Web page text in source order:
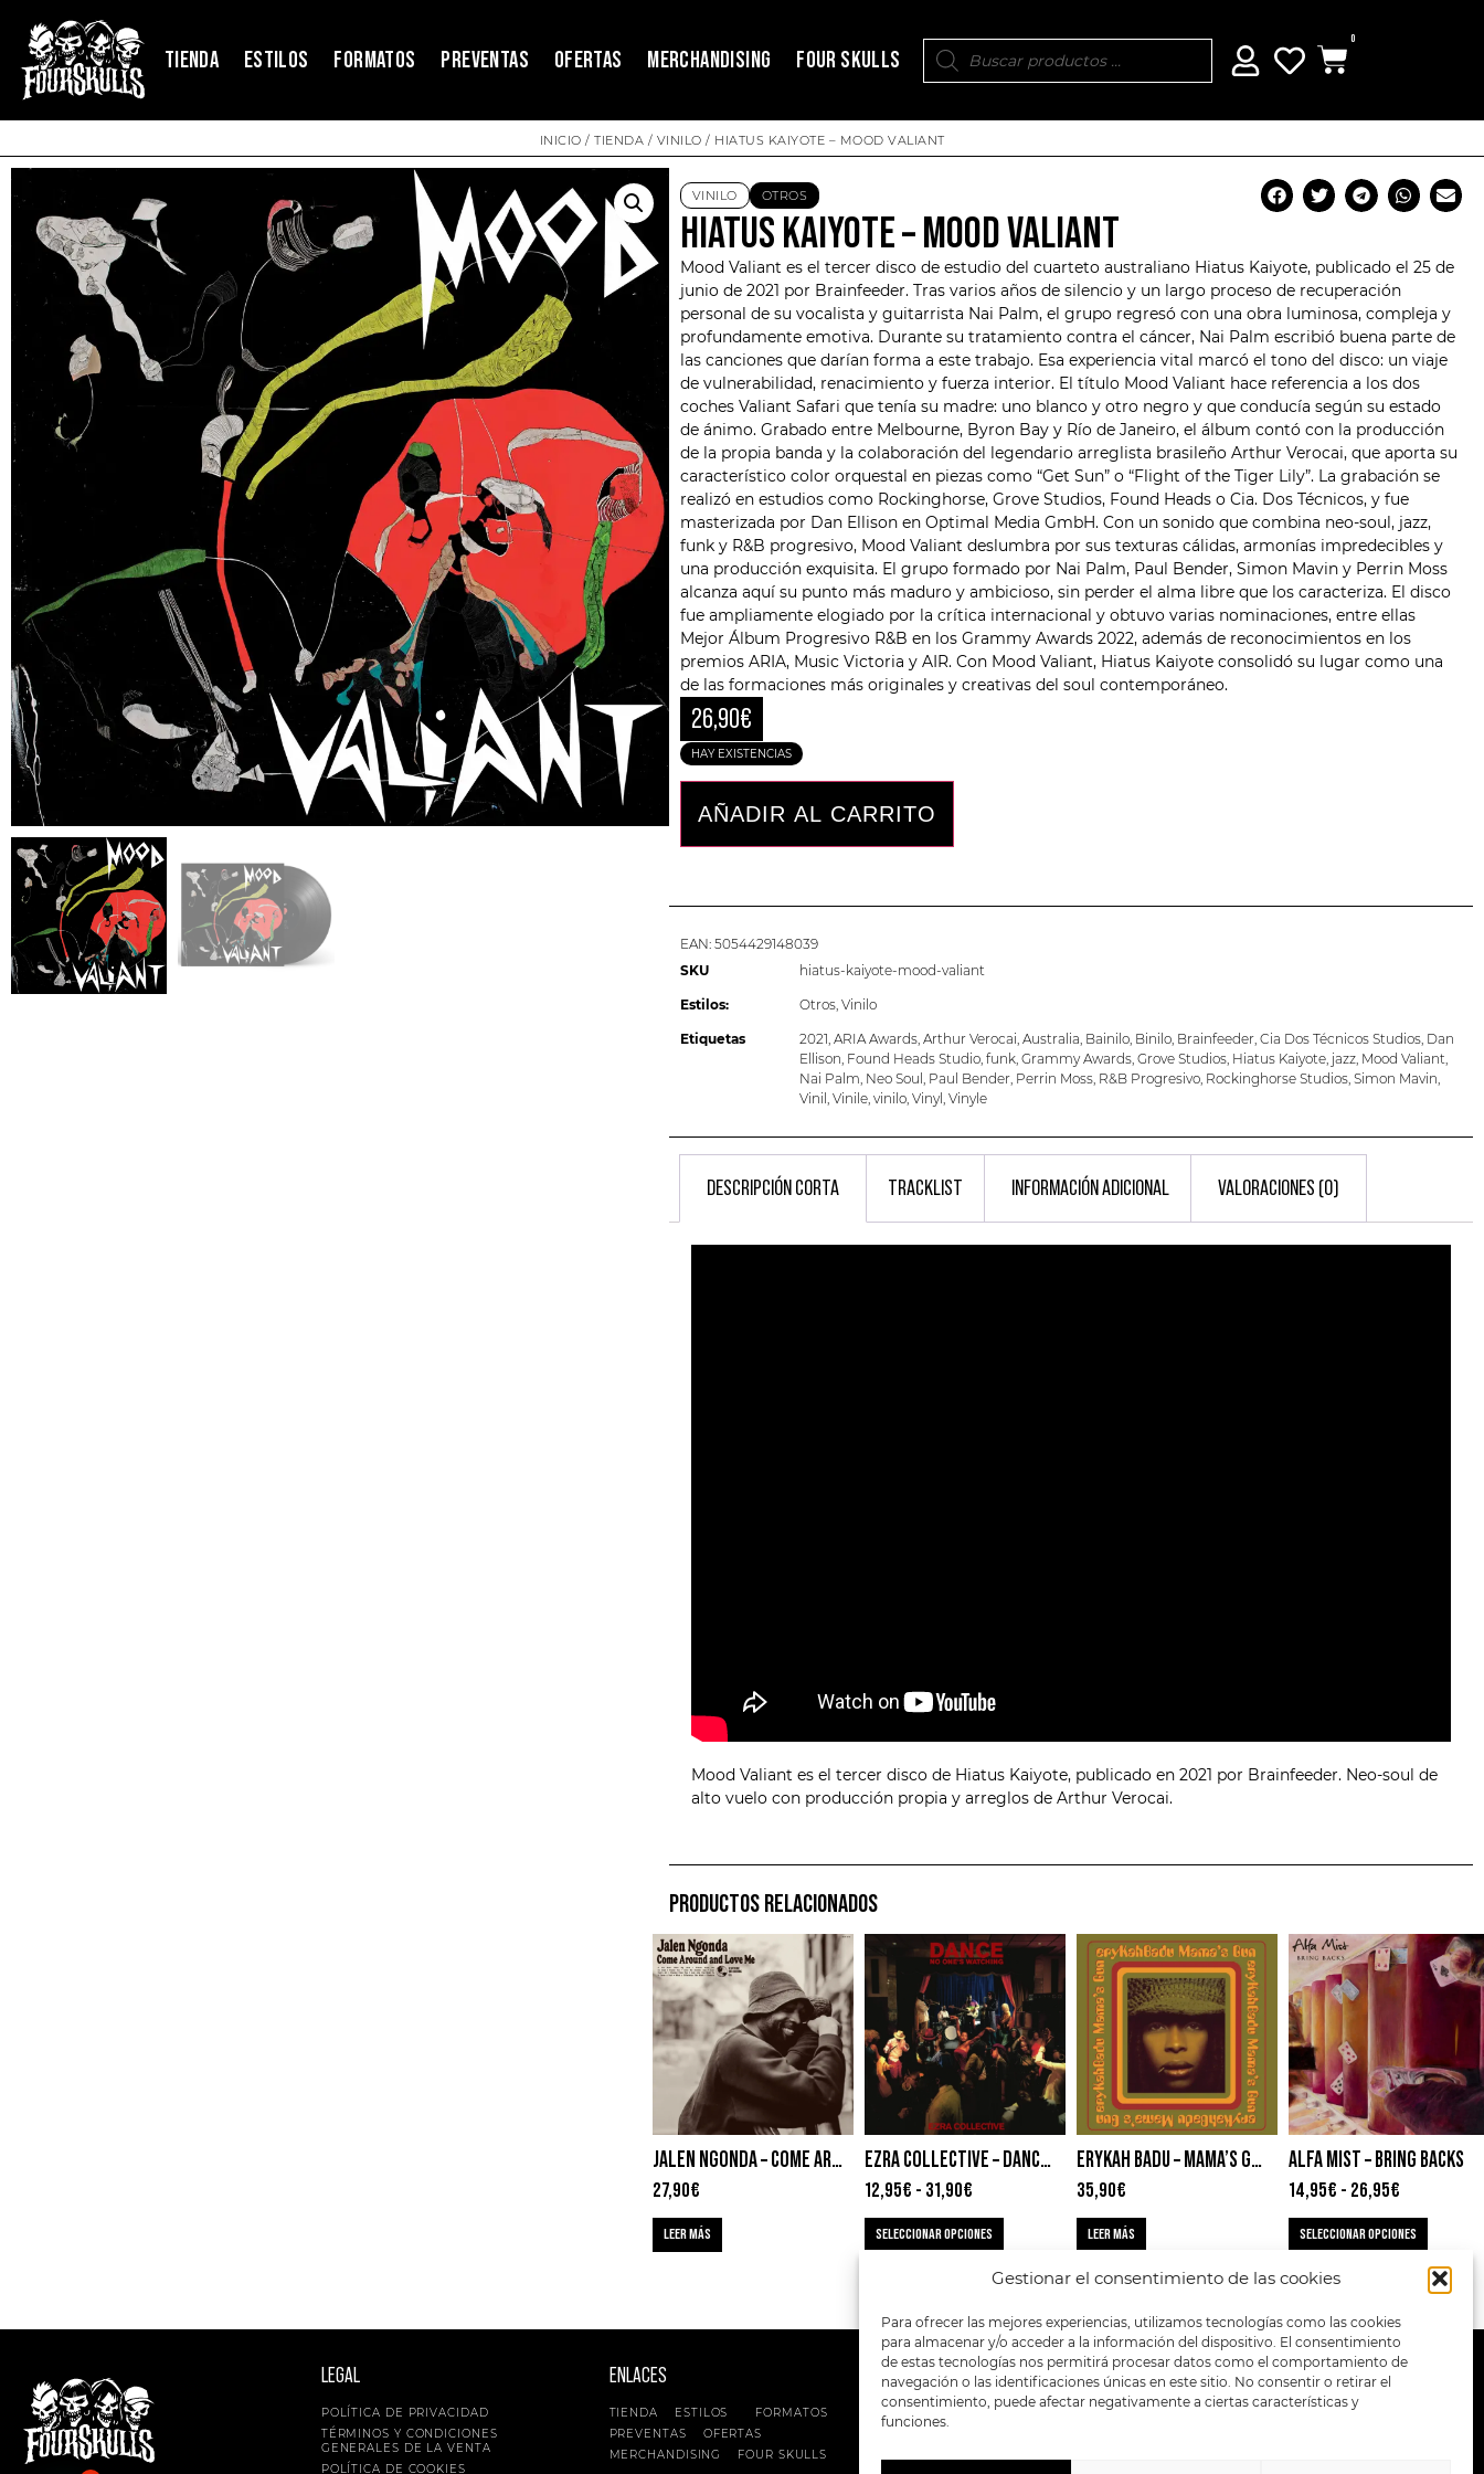
Gestionar el consentimiento de las cookies
Para ofrecer las mejores experiencias, utilizamos tecnologías como las cookies
para almacenar y/o acceder a la información del dispositivo. El consentimiento
de estas tecnologías nos permitirá procesar datos como el comportamiento de
navegación o las identificaciones únicas en este sitio. No consentir o retirar el
consentimiento, puede afectar negativamente a ciertas características y
funciones.
TIENDA ESTILOS FORMATOS PREVENTAS OFERTAS MERCHANDISING FOUR SKULLS
0
INICIO / TIENDA / VINILO / HIATUS KAIYOTE – MOOD VALIANT
VINILO OTROS
HIATUS KAIYOTE – MOOD VALIANT
Mood Valiant es el tercer disco de estudio del cuarteto australiano Hiatus Kaiyote, publicado el 25 de
junio de 2021 por Brainfeeder. Tras varios años de silencio y un largo proceso de recuperación
personal de su vocalista y guitarrista Nai Palm, el grupo regresó con una obra luminosa, compleja y
profundamente emotiva. Durante su tratamiento contra el cáncer, Nai Palm escribió buena parte de
las canciones que darían forma a este trabajo. Esa experiencia vital marcó el tono del disco: un viaje
de vulnerabilidad, renacimiento y fuerza interior. El título Mood Valiant hace referencia a los dos
coches Valiant Safari que tenía su madre: uno blanco y otro negro y que conducía según su estado
de ánimo. Grabado entre Melbourne, Byron Bay y Río de Janeiro, el álbum contó con la producción
de la propia banda y la colaboración del legendario arreglista brasileño Arthur Verocai, que aporta su
característico color orquestal en piezas como “Get Sun” o “Flight of the Tiger Lily”. La grabación se
realizó en estudios como Rockinghorse, Grove Studios, Found Heads o Cia. Dos Técnicos, y fue
masterizada por Dan Ellison en Optimal Media GmbH. Con un sonido que combina neo-soul, jazz,
funk y R&B progresivo, Mood Valiant deslumbra por sus texturas cálidas, armonías impredecibles y
una producción exquisita. El grupo formado por Nai Palm, Paul Bender, Simon Mavin y Perrin Moss
alcanza aquí su punto más maduro y ambicioso, sin perder el alma libre que los caracteriza. El disco
fue ampliamente elogiado por la crítica internacional y obtuvo varias nominaciones, entre ellas
Mejor Álbum Progresivo R&B en los Grammy Awards 2022, además de reconocimientos en los
premios ARIA, Music Victoria y AIR. Con Mood Valiant, Hiatus Kaiyote consolidó su lugar como una
de las formaciones más originales y creativas del soul contemporáneo.
26,90€
HAY EXISTENCIAS
AÑADIR AL CARRITO
EAN: 5054429148039
SKU
hiatus-kaiyote-mood-valiant
Estilos: Otros, Vinilo
Etiquetas 2021, ARIA Awards, Arthur Verocai, Australia, Bainilo, Binilo, Brainfeeder, Cia Dos Técnicos Studios, Dan
Ellison, Found Heads Studio, funk, Grammy Awards, Grove Studios, Hiatus Kaiyote, jazz, Mood Valiant,
Nai Palm, Neo Soul , Paul Bender, Perrin Moss, R&B Progresivo, Rockinghorse Studios, Simon Mavin,
Vinil , Vinile, vinilo, Vinyl, Vinyle
DESCRIPCIÓN CORTA TRACKLIST INFORMACIÓN ADICIONAL VALORACIONES (0)
Mood Valiant es el tercer disco de Hiatus Kaiyote, publicado en 2021 por Brainfeeder. Neo-soul de
alto vuelo con producción propia y arreglos de Arthur Verocai.
PRODUCTOS RELACIONADOS
JALEN NGONDA – COME AROUND AND LOVE ME
27,90€
LEER MÁS
EZRA COLLECTIVE – DANCE, NO ONE’S WATCHING
12,95€ - 31,90€
SELECCIONAR OPCIONES
ERYKAH BADU – MAMA’S GUN
35,90€
LEER MÁS
ALFA MIST – BRING BACKS
14,95€ - 26,95€
SELECCIONAR OPCIONES
LEGAL
POLÍTICA DE PRIVACIDAD
TÉRMINOS Y CONDICIONES
GENERALES DE LA VENTA
POLÍTICA DE COOKIES
ENLACES
TIENDA ESTILOS
FORMATOS
PREVENTAS
OFERTAS
MERCHANDISING
FOUR SKULLS
SIGUENOS EN: METODOS DE PAGO: